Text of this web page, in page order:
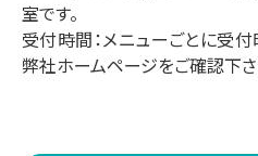
室です。
受付時間：メニューごとに受
弊社ホームページをご確認下さ